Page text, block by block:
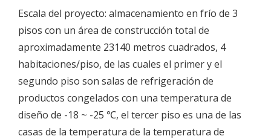
Escala del proyecto: almacenamiento en frío de 3
pisos con un área de construcción total de
aproximadamente 23140 metros cuadrados, 4
habitaciones/piso, de las cuales el primer y el
segundo piso son salas de refrigeración de
productos congelados con una temperatura de
diseño de -18 ~ -25 ℃, el tercer piso es una de las
casas de la temperatura de la temperatura de